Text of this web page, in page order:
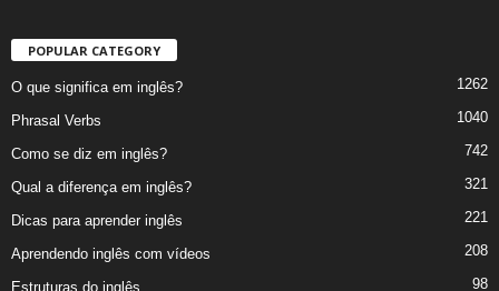
POPULAR CATEGORY
O que significa em inglês? 1262
Phrasal Verbs 1040
Como se diz em inglês? 742
Qual a diferença em inglês? 321
Dicas para aprender inglês 221
Aprendendo inglês com vídeos 208
Estruturas do inglês 98